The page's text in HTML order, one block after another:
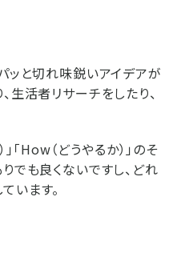
ッと切れ味鋭いアイデアが
生活者リサーチをしたり、
「How（どうやるか）」のそ
でも良くないですし、どれ
います。